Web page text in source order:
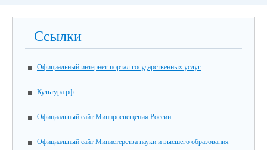
Ссылки
Официальный интернет-портал государственных услуг
Культура.рф
Официальный сайт Минпросвещения России
Официальный сайт Министерства науки и высшего образования